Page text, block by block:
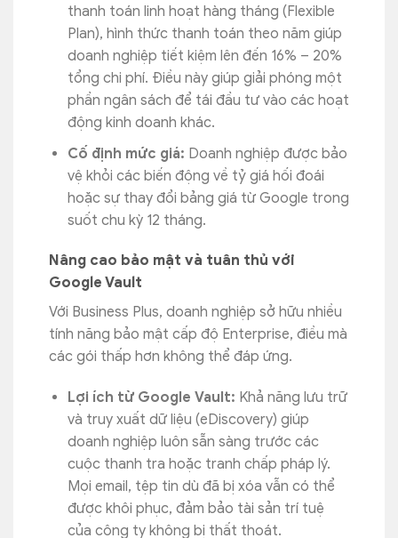
thanh toán linh hoạt hàng tháng (Flexible
Plan), hình thức thanh toán theo năm giúp
doanh nghiệp tiết kiệm lên đến 16% – 20%
tổng chi phí. Điều này giúp giải phóng một
phần ngân sách để tái đầu tư vào các hoạt
động kinh doanh khác.
Cố định mức giá: Doanh nghiệp được bảo
vệ khỏi các biến động về tỷ giá hối đoái
hoặc sự thay đổi bảng giá từ Google trong
suốt chu kỳ 12 tháng.
Nâng cao bảo mật và tuân thủ với
Google Vault
Với Business Plus, doanh nghiệp sở hữu nhiều
tính năng bảo mật cấp độ Enterprise, điều mà
các gói thấp hơn không thể đáp ứng.
Lợi ích từ Google Vault: Khả năng lưu trữ
và truy xuất dữ liệu (eDiscovery) giúp
doanh nghiệp luôn sẵn sàng trước các
cuộc thanh tra hoặc tranh chấp pháp lý.
Mọi email, tệp tin dù đã bị xóa vẫn có thể
được khôi phục, đảm bảo tài sản trí tuệ
của công ty không bị thất thoát.